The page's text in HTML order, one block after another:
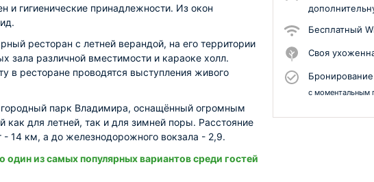
Бесплатный
Своя
с моментальным
и гигиенические принадлежности. Из окон
ресторан c летней верандой, на его территории
зала различной вместимости и караоке холл.
в ресторане проводятся выступления живого
парк Владимира, оснащённый огромным
как для летней, так и для зимней поры. Расстояние
- 14 км, а до железнодорожного вокзала - 2,9.
из самых популярных вариантов среди гостей